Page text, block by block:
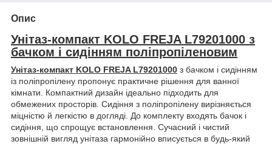
Опис
Унітаз-компакт KOLO FREJA L79201000 з
бачком і сидінням поліпропіленовим
Унітаз-компакт KOLO FREJA L79201000 з бачком і сидінням
із поліпропілену пропонує практичне рішення для ванної
кімнати. Компактний дизайн ідеально підходить для
обмежених просторів. Сидіння з поліпропілену вирізняється
міцністю й легкістю в догляді. До комплекту входять бачок і
сидіння, що спрощує встановлення. Сучасний і чистий
зовнішній вигляд унітаза гармонійно вписується в будь-який